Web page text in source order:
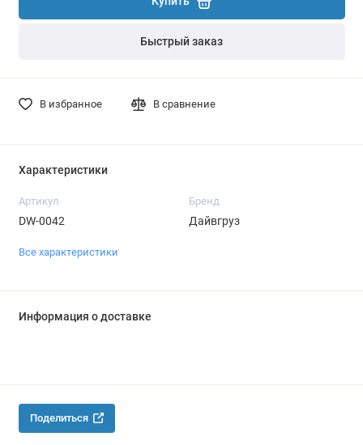
Быстрый заказ
В избранное В сравнение
Характеристики
Артикул
DW-0042
Бренд
Дайвгруз
Все характеристики
Информация о доставке
Поделиться